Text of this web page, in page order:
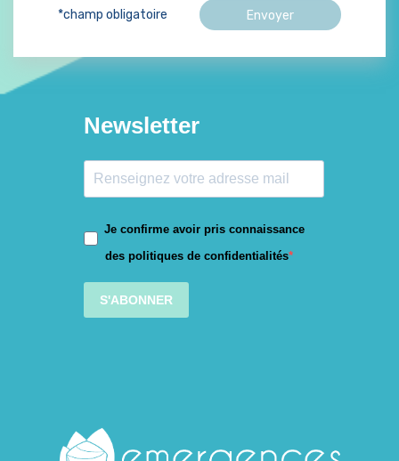
Newsletter
Je confirme avoir pris connaissance
des politiques de confidentialités
S'ABONNER
*champ obligatoire